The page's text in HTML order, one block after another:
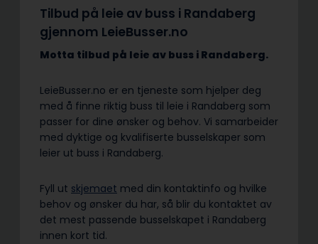
Tilbud på leie av buss i Randaberg
gjennom LeieBusser.no
Motta tilbud på leie av buss i Randaberg.
LeieBusser.no er en tjeneste som hjelper deg
med å finne riktig buss til leie i Randaberg som
passer for dine ønsker og behov. Vi samarbeider
med dyktige og kvalifiserte busselskaper som
leier ut buss i Randaberg.
Fyll ut skjemaet med din kontaktinfo og hvilke
behov og ønsker du har, så blir du kontaktet av
det mest passende busselskapet i Randaberg
innen kort tid.